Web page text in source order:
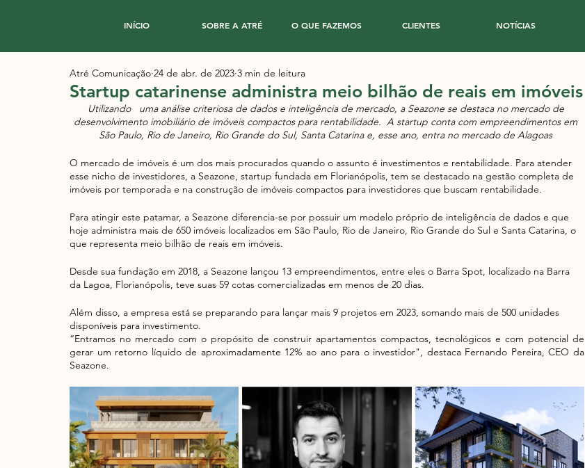
INÍCIO SOBRE A ATRÉ O QUE FAZEMOS CLIENTES NOTÍCIAS
Startup catarinense administra meio bilhão de reais em imóveis
Atré Comunicação 24 de abr. de 2023 3 min de leitura
Utilizando   uma análise criteriosa de dados e inteligência de mercado, a Seazone se destaca no mercado de
desenvolvimento imobiliário de imóveis compactos para rentabilidade.  A startup conta com empreendimentos em
São Paulo, Rio de Janeiro, Rio Grande do Sul, Santa Catarina e, esse ano, entra no mercado de Alagoas
O mercado de imóveis é um dos mais procurados quando o assunto é investimentos e rentabilidade. Para atender
esse nicho de investidores, a Seazone, startup fundada em Florianópolis, tem se destacado na gestão completa de
imóveis por temporada e na construção de imóveis compactos para investidores que buscam rentabilidade.
Para atingir este patamar, a Seazone diferencia-se por possuir um modelo próprio de inteligência de dados e que
hoje administra mais de 650 imóveis localizados em São Paulo, Rio de Janeiro, Rio Grande do Sul e Santa Catarina, o
que representa meio bilhão de reais em imóveis.
Desde sua fundação em 2018, a Seazone lançou 13 empreendimentos, entre eles o Barra Spot, localizado na Barra
da Lagoa, Florianópolis, teve suas 59 cotas comercializadas em menos de 20 dias.
Além disso, a empresa está se preparando para lançar mais 9 projetos em 2023, somando mais de 500 unidades
disponíveis para investimento.
“Entramos no mercado com o propósito de construir apartamentos compactos, tecnológicos e com potencial de
gerar um retorno líquido de aproximadamente 12% ao ano para o investidor", destaca Fernando Pereira, CEO da
Seazone.